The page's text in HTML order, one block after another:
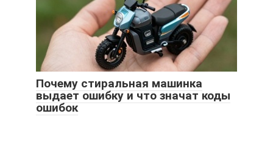
Почему стиральная машинка
выдает ошибку и что значат коды
ошибок